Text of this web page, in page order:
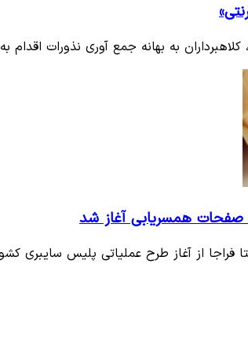
کلاهبرداران به بهانه جمع آوری نذورات اقدام
صفحات همسریابی آغاز شد
فراجا از آغاز طرح عملیاتی پلیس سایبری